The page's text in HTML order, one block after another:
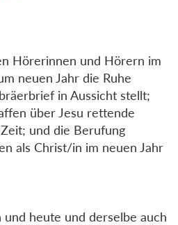
Hörerinnen und Hörern im
neuen Jahr die Ruhe
in Aussicht stellt;
über Jesu rettende
und die Berufung
als Christ/in im neuen Jahr
und heute und derselbe auch